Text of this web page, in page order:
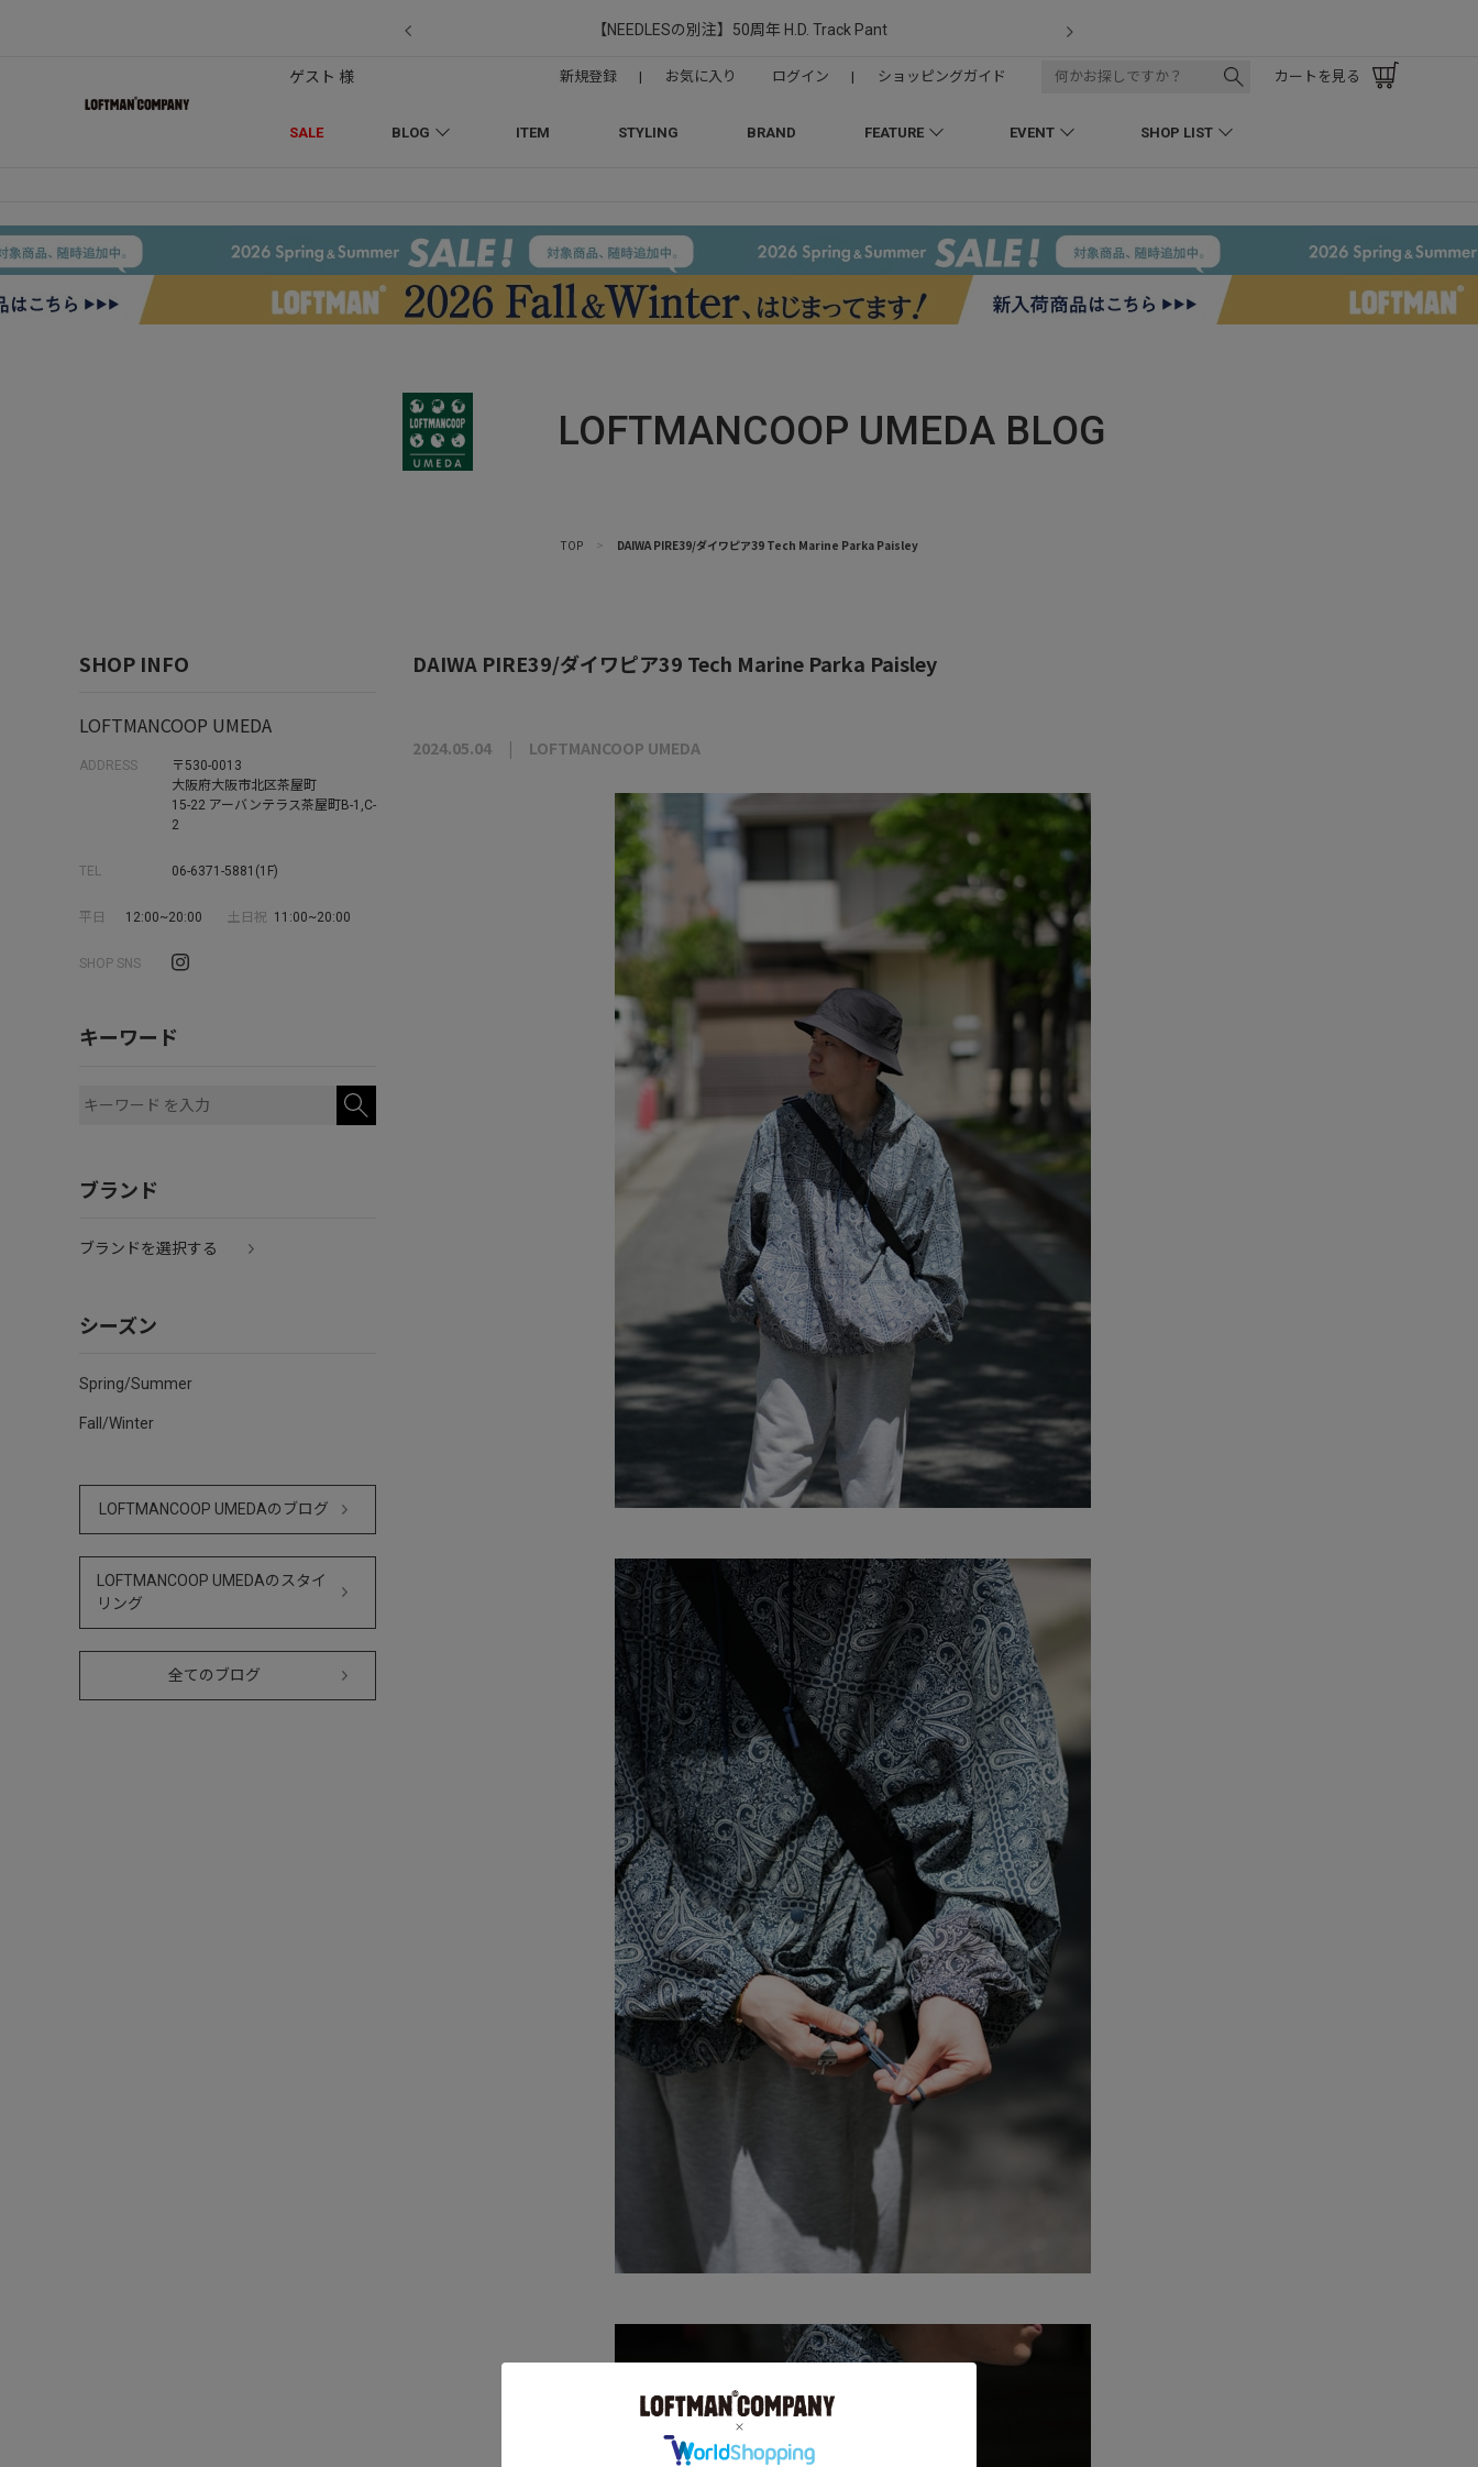
【NEEDLESの別注】50周年 H.D. Track Pant
SALE BLOG ITEM STYLING BRAND FEATURE EVENT SHOP LIST
ゲスト 様 新規登録 | お気に入り ログイン | ショッピングガイド カートを見る
LOFTMANCOOP UMEDA BLOG
TOP > DAIWA PIRE39/ダイワピア39 Tech Marine Parka Paisley
SHOP INFO
LOFTMANCOOP UMEDA
ADDRESS
〒530-0013
大阪府大阪市北区茶屋町
15-22 アーバンテラス茶屋町B-1,C-
2
TEL 06-6371-5881(1F)
平日 12:00~20:00 土日祝 11:00~20:00
SHOP SNS
キーワード
ブランド
ブランドを選択する
シーズン
Spring/Summer
Fall/Winter
LOFTMANCOOP UMEDAのブログ
LOFTMANCOOP UMEDAのスタイ
リング
全てのブログ
DAIWA PIRE39/ダイワピア39 Tech Marine Parka Paisley
2024.05.04 LOFTMANCOOP UMEDA